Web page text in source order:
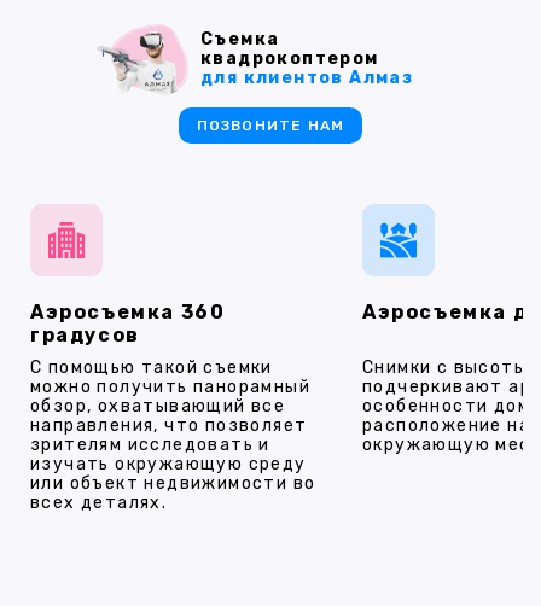
Аэросъемка 360
градусов
С помощью такой съемки
можно получить панорамный
обзор, охватывающий все
направления, что позволяет
зрителям исследовать и
изучать окружающую среду
или объект недвижимости во
всех деталях.
Аэросъемка
Снимки с высоты
подчеркивают
особенности
расположение на
окружающую
Съемка
квадрокоптером
для клиентов Алмаз
ПОЗВОНИТЕ НАМ